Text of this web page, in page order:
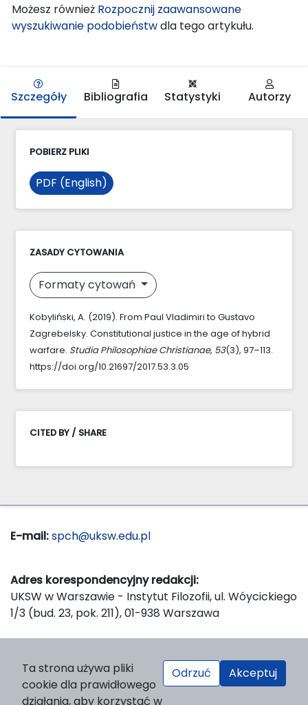
Możesz również Rozpocznij zaawansowane
wyszukiwanie podobieństwdla tego artykułu.
Szczegóły Bibliografia Statystyki Autorzy
POBIERZ PLIKI
PDF (English)
ZASADY CYTOWANIA
Formaty cytowań
Kobyliński, A. (2019). From Paul Vladimiri to Gustavo
Zagrebelsky. Constitutional justice in the age of hybrid
warfare. Studia Philosophiae Christianae, 53(3), 97–113.
https://doi.org/10.21697/2017.53.3.05
CITED BY / SHARE
E-mail:spch@uksw.edu.pl
Adres korespondencyjny redakcji:
UKSW w Warszawie - Instytut Filozofii, ul. Wóycickiego
1/3 (bud. 23, pok. 211), 01-938 Warszawa
Wydawnictwo Naukowe UKSW, ul. Dewajtis 5, domek
nr 2, 01-815 Warszawa
Ta strona używa pliki
cookie dla prawidłowego
działania, aby korzystać w
Odrzuć Akceptuj